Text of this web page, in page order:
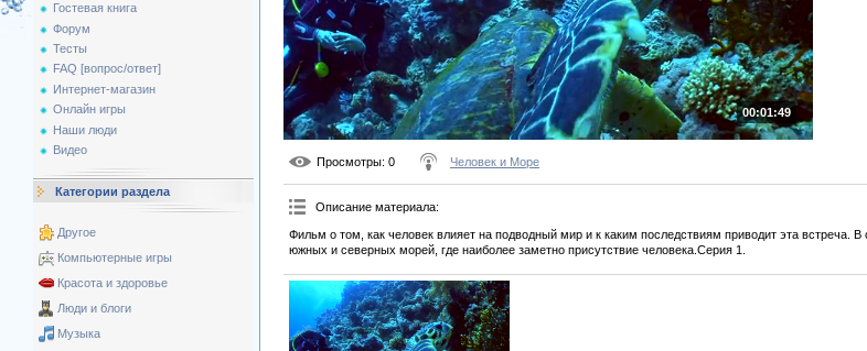
Гостевая книга
Форум
Тесты
FAQ [вопрос/ответ]
Интернет-магазин
Онлайн игры
Наши люди
Видео
Категории раздела
Другое
Компьютерные игры
Красота и здоровье
Люди и блоги
Музыка
00:01:49
Просмотры: 0 Человек и Море
Описание материала:
Фильм о том, как человек влияет на подводный мир и к каким последствиям приводит эта встреча.
южных и северных морей, где наиболее заметно присутствие человека.Серия 1.